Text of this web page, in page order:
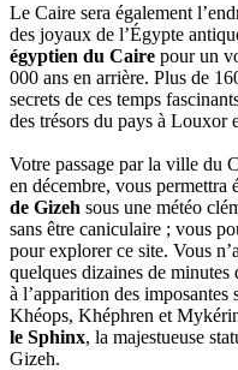
Le Caire sera également
des joyaux de l’Égypte
égyptien du Caire pour un
000 ans en arrière. Plus de
secrets de ces temps
des trésors du pays à Louxor
Votre passage par la ville du
en décembre, vous permettra
de Gizeh sous une météo
sans être caniculaire ; vous
pour explorer ce site. Vous
quelques dizaines de
à l’apparition des
Khéops, Khéphren et
le Sphinx, la majestueuse
Gizeh.